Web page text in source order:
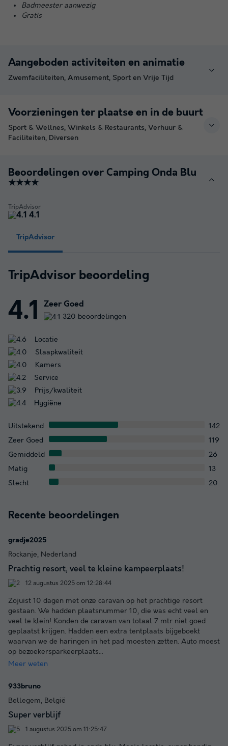
Badmeester aanwezig
Gratis
Aangeboden activiteiten en animatie
Zwemfaciliteiten, Amusement, Sport en Vrije Tijd
Voorzieningen ter plaatse en in de buurt
Sport & Wellnes, Winkels & Restaurants, Verhuur &
Faciliteiten, Diversen
Beoordelingen over Camping Onda Blu
★★★★
TripAdvisor
4.1
TripAdvisor
TripAdvisor beoordeling
4.1 Zeer Goed
320 beoordelingen
Locatie
Slaapkwaliteit
Kamers
Service
Prijs/kwaliteit
Hygiëne
Uitstekend
142
Zeer Goed
119
Gemiddeld
26
Matig
13
Slecht
20
Recente beoordelingen
gradje2025
Rockanje, Nederland
Prachtig resort, veel te kleine kampeerplaats!
12 augustus 2025 om 12:28:44
Zojuist 10 dagen met onze caravan op het prachtige resort
gestaan. We hadden plaatsnummer 10, die was echt veel en
veel te klein! Konden de caravan van totaal 7 mtr niet goed
geplaatst krijgen. Hadden een extra tentplaats bijgeboekt
waarvan we de haringen in het pad moesten zetten. Auto moest
op bezoekersparkeerplaats...
Meer weten
933bruno
Bellegem, België
Super verblijf
1 augustus 2025 om 11:25:47